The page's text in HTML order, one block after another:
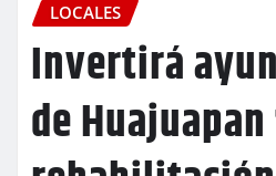
LOCALES
Invertirá
de